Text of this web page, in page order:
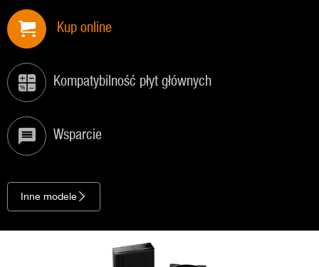
Kup online
Kompatybilność płyt głównych
Wsparcie
Inne modele